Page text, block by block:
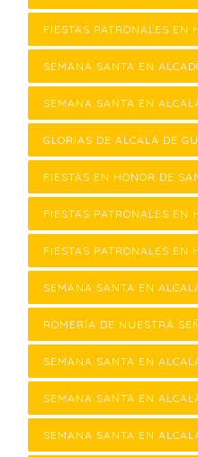
FIESTAS PATRONALES EN
SEMANA SANTA EN
SEMANA SANTA EN
GLORIAS DE ALCALÁ DE
FIESTAS EN HONOR DE
FIESTAS PATRONALES EN
FIESTAS PATRONALES EN
SEMANA SANTA EN
ROMERÍA DE NUESTRA
SEMANA SANTA EN
SEMANA SANTA EN
SEMANA SANTA EN